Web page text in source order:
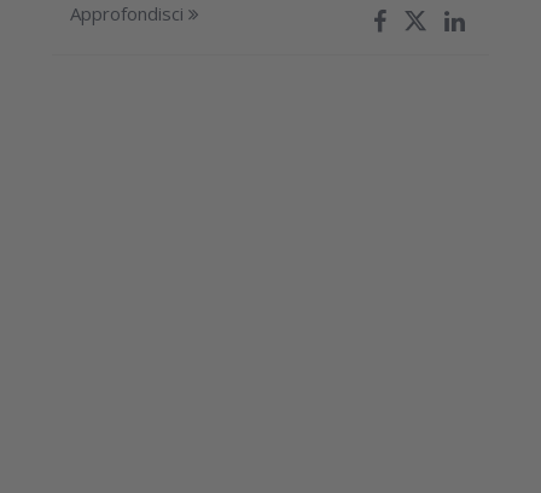
Approfondisci